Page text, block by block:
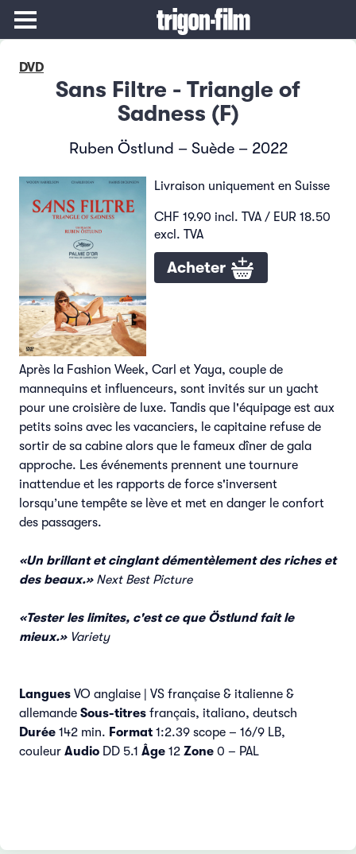
DVD
Sans Filtre - Triangle of
Sadness (F)
Ruben Östlund – Suède – 2022
Livraison uniquement en Suisse
CHF 19.90 incl. TVA / EUR 18.50
excl. TVA
Acheter
Après la Fashion Week, Carl et Yaya, couple de
mannequins et influenceurs, sont invités sur un yacht
pour une croisière de luxe. Tandis que l'équipage est aux
petits soins avec les vacanciers, le capitaine refuse de
sortir de sa cabine alors que le fameux dîner de gala
approche. Les événements prennent une tournure
inattendue et les rapports de force s'inversent
lorsqu’une tempête se lève et met en danger le confort
des passagers.
«Un brillant et cinglant démentèlement des riches et
des beaux.» Next Best Picture
«Tester les limites, c'est ce que Östlund fait le
mieux.»Variety
Langues VO anglaise | VS française & italienne &
allemande Sous-titres français, italiano, deutsch
Durée 142 min. Format 1:2.39 scope – 16/9 LB,
couleur Audio DD 5.1 Âge 12 Zone 0 – PAL